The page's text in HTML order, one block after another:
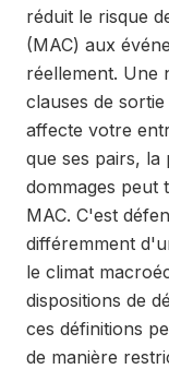
réduit le risque
(MAC) aux
réellement. Une
clauses de
affecte votre
que ses pairs, la
dommages peut
MAC. C'est
différemment
le climat
dispositions de
ces définitions
de manière